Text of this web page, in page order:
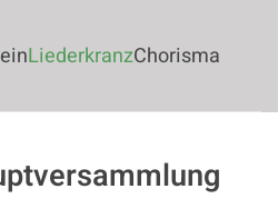
LiederkranzChorisma